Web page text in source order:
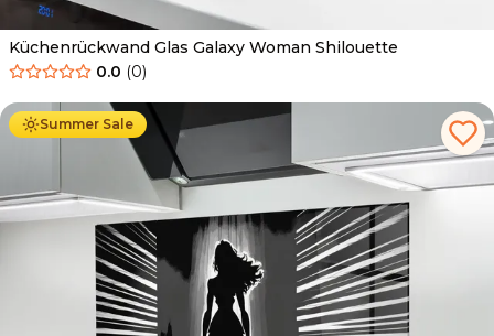
Küchenrückwand Glas Galaxy Woman Shilouette
0.0 (0)
Summer Sale
Ab 69.90 € 34.90